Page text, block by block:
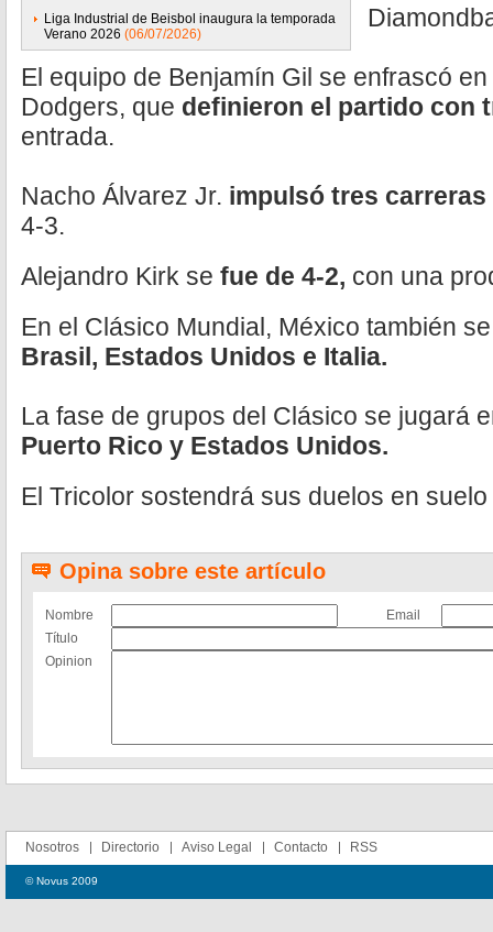
Liga Industrial de Beisbol inaugura la temporada
Verano 2026 (06/07/2026)
El equipo de Benjamín Gil se enfrascó
Dodgers, que definieron el partido con
entrada.
Nacho Álvarez Jr. impulsó tres carreras
4-3.
Alejandro Kirk se fue de 4-2, con una
En el Clásico Mundial, México también
Brasil, Estados Unidos e Italia.
La fase de grupos del Clásico se jugará
Puerto Rico y Estados Unidos.
El Tricolor sostendrá sus duelos en
Opina sobre este artículo
Nombre
Email
Título
Opinion
Nosotros Directorio Aviso Legal Contacto RSS
© Novus 2009